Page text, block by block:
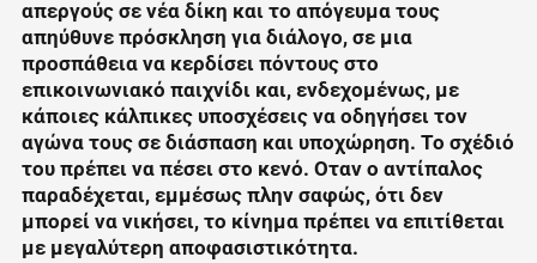
απεργούς σε νέα δίκη και το απόγευμα τους
απηύθυνε πρόσκληση για διάλογο, σε μια
προσπάθεια να κερδίσει πόντους στο
επικοινωνιακό παιχνίδι και, ενδεχομένως, με
κάποιες κάλπικες υποσχέσεις να οδηγήσει τον
αγώνα τους σε διάσπαση και υποχώρηση. Το σχέδιό
του πρέπει να πέσει στο κενό. Οταν ο αντίπαλος
παραδέχεται, εμμέσως πλην σαφώς, ότι δεν
μπορεί να νικήσει, το κίνημα πρέπει να επιτίθεται
με μεγαλύτερη αποφασιστικότητα.